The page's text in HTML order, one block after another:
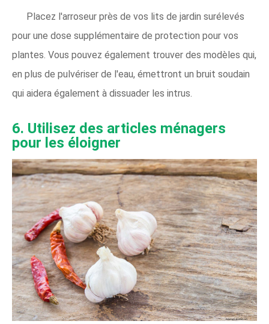
Placez l'arroseur près de vos lits de jardin surélevés
pour une dose supplémentaire de protection pour vos
plantes. Vous pouvez également trouver des modèles qui,
en plus de pulvériser de l'eau, émettront un bruit soudain
qui aidera également à dissuader les intrus.
6. Utilisez des articles ménagers
pour les éloigner